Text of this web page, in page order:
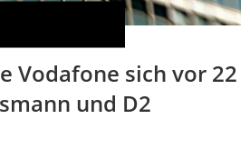
Vodafone sich vor 22
und D2